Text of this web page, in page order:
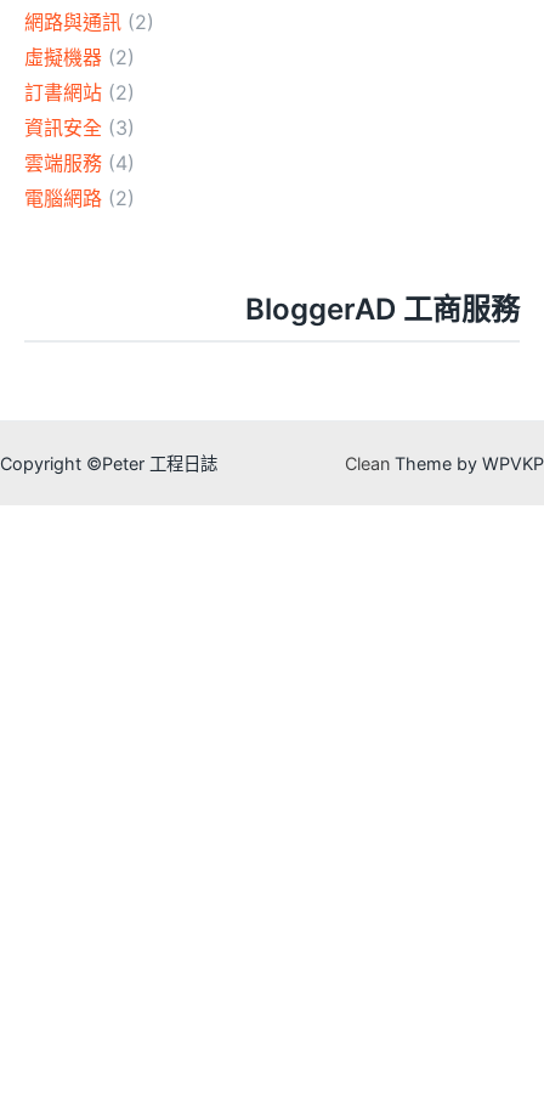
網路與通訊 (2)
虛擬機器 (2)
訂書網站 (2)
資訊安全 (3)
雲端服務 (4)
電腦網路 (2)
BloggerAD 工商服務
Copyright ©Peter 工程日誌 Clean Theme by WPVKP